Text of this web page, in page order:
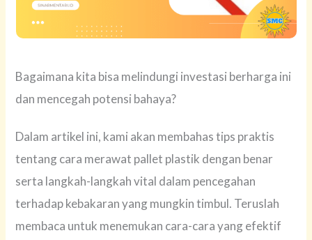
Bagaimana kita bisa melindungi investasi berharga ini
dan mencegah potensi bahaya?
Dalam artikel ini, kami akan membahas tips praktis
tentang cara merawat pallet plastik dengan benar
serta langkah-langkah vital dalam pencegahan
terhadap kebakaran yang mungkin timbul. Teruslah
membaca untuk menemukan cara-cara yang efektif